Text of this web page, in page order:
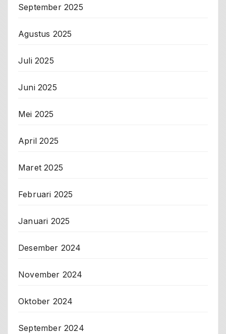
September 2025
Agustus 2025
Juli 2025
Juni 2025
Mei 2025
April 2025
Maret 2025
Februari 2025
Januari 2025
Desember 2024
November 2024
Oktober 2024
September 2024